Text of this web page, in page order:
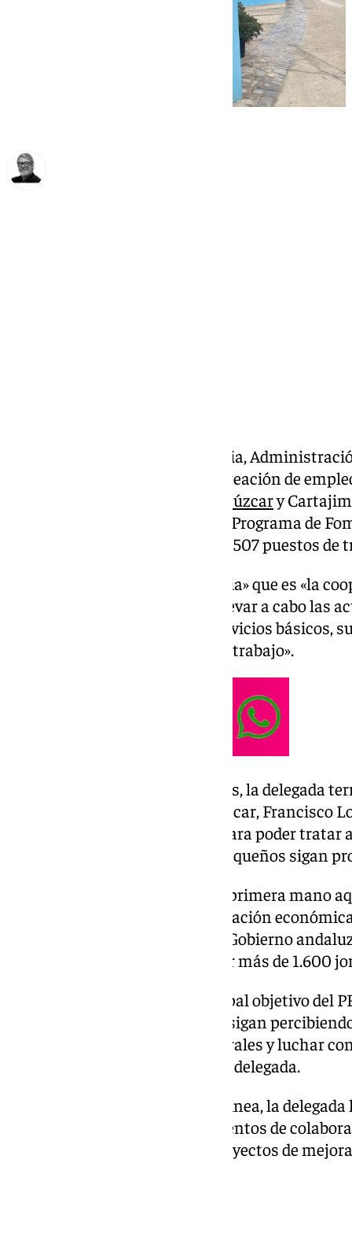
La delegada territorial de Justicia,
Teresa Pardo, ha destacado la creación de
Júzcary
Junta de Andalucía a través del Programa de
que ha permitido la creación de 507 puestos
Pardo ha subrayado lo «necesaria» que es «la
administraciones para poder llevar a cabo las
municipios que mejoren los servicios básicos,
tiempo que generan puestos de trabajo».
En su visita a ambos municipios, la delegada
de reunirse con el alcalde de Júzcar, Francisco
de Cartajima, Isabel Jiménez, para poder
para que los municipios más pequeños sigan
También Pardo ha conocido de primera mano
llevado a cabo gracias a la aportación
ayuntamientos y cofinancia el Gobierno
convocatoria se puedan generar más de 1.600
«Hay que recordar que el principal objetivo del
trabajadores agrarios para que sigan
población en los municipios rurales y luchar
recordado en un comunicado la delegada.
De igual modo, en esta misma línea, la
uno de los principales instrumentos de
los municipios llevar a cabo proyectos de